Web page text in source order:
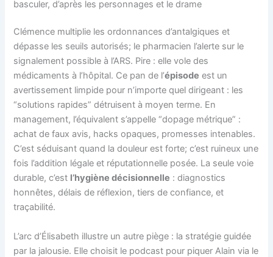
basculer, d’après les personnages et le drame
Clémence multiplie les ordonnances d’antalgiques et
dépasse les seuils autorisés; le pharmacien l’alerte sur le
signalement possible à l’ARS. Pire : elle vole des
médicaments à l’hôpital. Ce pan de l’épisode est un
avertissement limpide pour n’importe quel dirigeant : les
“solutions rapides” détruisent à moyen terme. En
management, l’équivalent s’appelle “dopage métrique” :
achat de faux avis, hacks opaques, promesses intenables.
C’est séduisant quand la douleur est forte; c’est ruineux une
fois l’addition légale et réputationnelle posée. La seule voie
durable, c’est l’hygiène décisionnelle : diagnostics
honnêtes, délais de réflexion, tiers de confiance, et
traçabilité.
L’arc d’Élisabeth illustre un autre piège : la stratégie guidée
par la jalousie. Elle choisit le podcast pour piquer Alain via le